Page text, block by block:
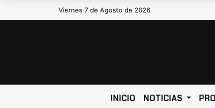
Viernes 7 de Agosto de 2026Hoy es Viernes 7 de Agosto de
INICIO NOTICIAS